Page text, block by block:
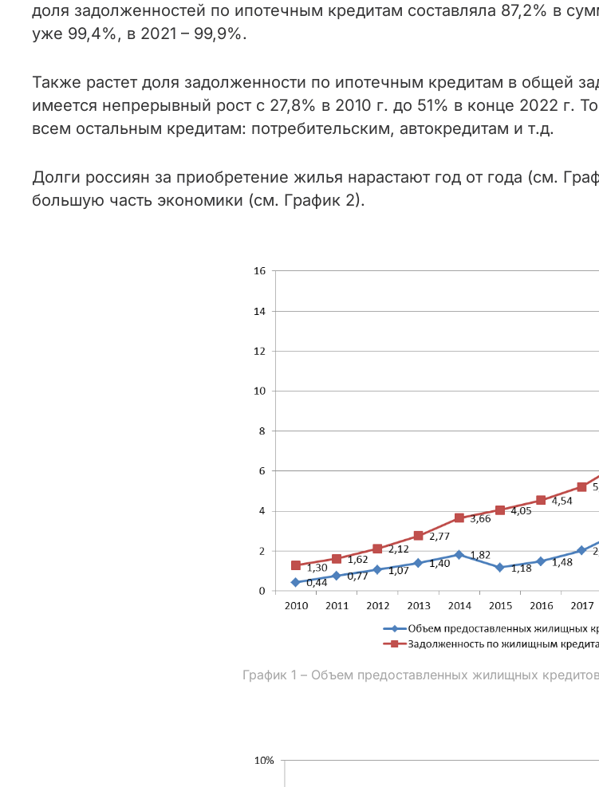
доля задолженностей по ипотечным кредитам составляла 87,2% в
уже 99,4%, в 2021 – 99,9%.
Также растет доля задолженности по ипотечным кредитам в общей
имеется непрерывный рост с 27,8% в 2010 г. до 51% в конце 2022 г.
всем остальным кредитам: потребительским, автокредитам и т.д.
Долги россиян за приобретение жилья нарастают год от года (см.
большую часть экономики (см. График 2).
График 1 – Объем предоставленных жилищных